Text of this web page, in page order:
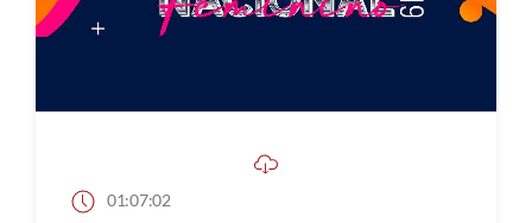
01:07:02